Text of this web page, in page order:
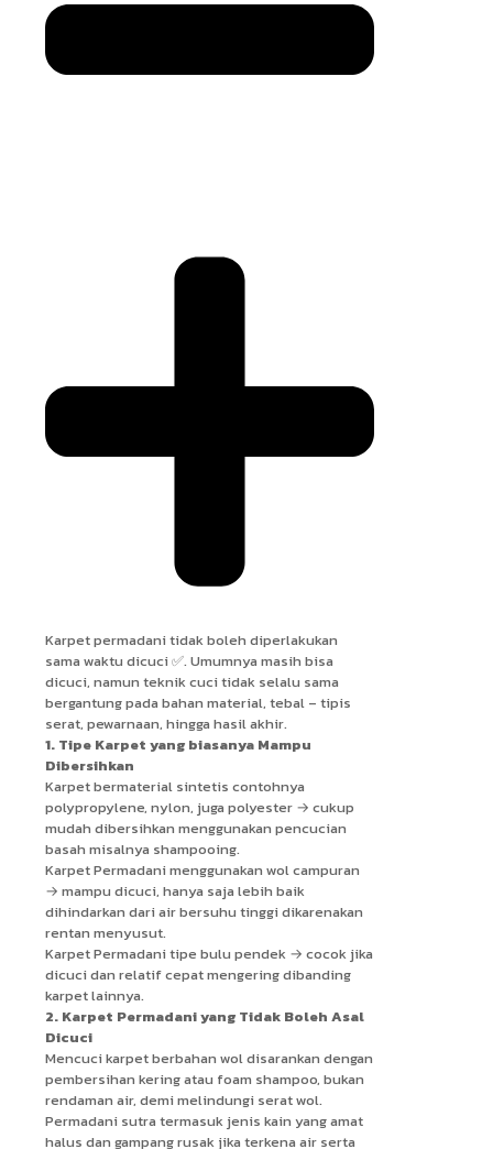
Karpet permadani tidak boleh diperlakukan
sama waktu dicuci ✅. Umumnya masih bisa
dicuci, namun teknik cuci tidak selalu sama
bergantung pada bahan material, tebal – tipis
serat, pewarnaan, hingga hasil akhir.
1. Tipe Karpet yang biasanya Mampu
Dibersihkan
Karpet bermaterial sintetis contohnya
polypropylene, nylon, juga polyester → cukup
mudah dibersihkan menggunakan pencucian
basah misalnya shampooing.
Karpet Permadani menggunakan wol campuran
→ mampu dicuci, hanya saja lebih baik
dihindarkan dari air bersuhu tinggi dikarenakan
rentan menyusut.
Karpet Permadani tipe bulu pendek → cocok jika
dicuci dan relatif cepat mengering dibanding
karpet lainnya.
2. Karpet Permadani yang Tidak Boleh Asal
Dicuci
Mencuci karpet berbahan wol disarankan dengan
pembersihan kering atau foam shampoo, bukan
rendaman air, demi melindungi serat wol.
Permadani sutra termasuk jenis kain yang amat
halus dan gampang rusak jika terkena air serta